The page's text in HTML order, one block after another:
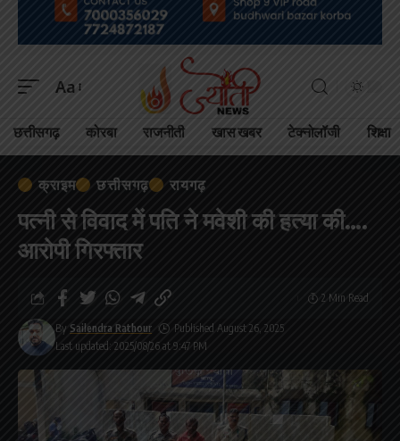
Aa
छत्तीसगढ़ कोरबा राजनीती खास खबर टेक्नोलॉजी शिक्षा
क्राइम छत्तीसगढ़ रायगढ़
पत्नी से विवाद में पति ने मवेशी की हत्या की….
आरोपी गिरफ्तार
Last updated: 2025/08/26 at 9:47 PM
By Sailendra Rathour Published August 26, 2025
2 Min Read